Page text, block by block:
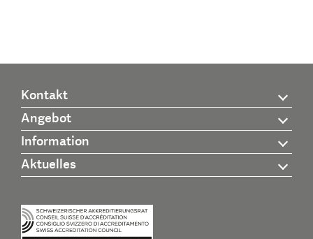
Kontakt
Angebot
Information
Aktuelles